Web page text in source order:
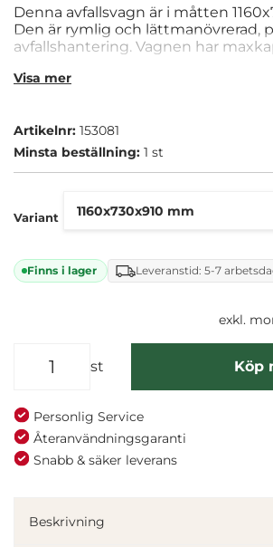
Vi använder enhetsidentifierare för att
Denna avfallsvagn är i måtten
Den är rymlig och lättmanövrerad,
avfallshantering. Vagnen har
Visa mer
Artikelnr: 153081
Minsta beställning: 1 st
Variant
Finns i lager Leveranstid: 5-7
exkl.
st Köp
Personlig Service
Återanvändningsgaranti
Snabb & säker leverans
Beskrivning